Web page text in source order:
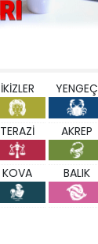
İKİZLER YENGEÇ
TERAZİ AKREP
KOVA BALIK